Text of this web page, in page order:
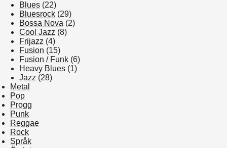
Blues (22)
Bluesrock (29)
Bossa Nova (2)
Cool Jazz (8)
Frijazz (4)
Fusion (15)
Fusion / Funk (6)
Heavy Blues (1)
Jazz (28)
Metal
Pop
Progg
Punk
Reggae
Rock
Språk